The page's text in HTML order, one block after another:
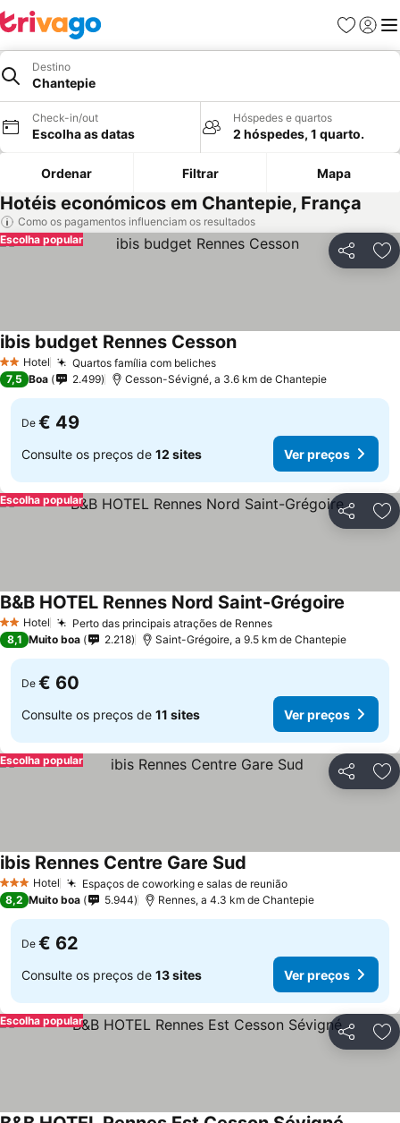
Favoritos
Iniciar
Destino
Chantepie
Check-in/out
Escolha as datas
Hóspedes e quartos
2 hóspedes, 1 quarto.
Ordenar Filtrar Mapa
Hotéis económicos em Chantepie, França
Como os pagamentos influenciam os resultados
Partilhar
Escolha popular
2 Estrelas
Hotel Quartos família com beliches
ibis budget Rennes Cesson
7,5 Boa 2.499 Cesson-Sévigné, a 3.6 km de Chantepie
De € 49
Consulte os preços de 12 sites Ver preços
Partilhar
Escolha popular
2 Estrelas
Hotel Perto das principais atrações de Rennes
B&B HOTEL Rennes Nord Saint-Grégoire
8,1 Muito boa 2.218 Saint-Grégoire, a 9.5 km de Chantepie
De € 60
Consulte os preços de 11 sites Ver preços
Partilhar
Escolha popular
3 EstrelasHotel Espaços de coworking e salas de reunião
ibis Rennes Centre Gare Sud
8,2 Muito boa 5.944 Rennes, a 4.3 km de Chantepie
De € 62
Consulte os preços de 13 sites Ver preços
Partilhar
Escolha popular